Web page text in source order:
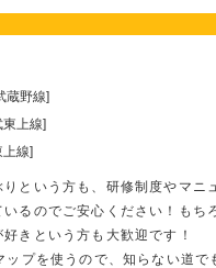
蔵野線]
東上線]
上線]
りという方も、研修制度やマニ
いるのでご安心ください！もち
きという方も大歓迎です！
ップを使うので、知らない道で